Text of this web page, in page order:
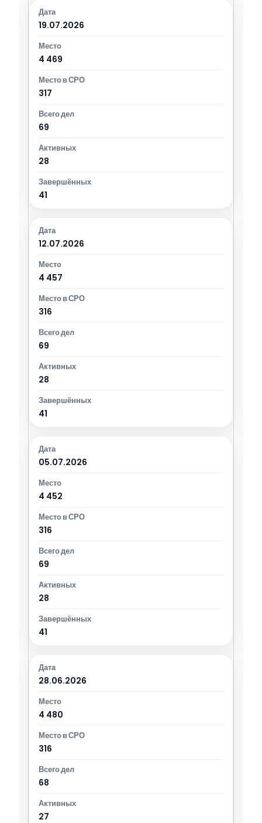
19.07.2026
4 469
317
69
28
41
12.07.2026
4 457
316
69
28
41
05.07.2026
4 452
316
69
28
41
28.06.2026
4 480
316
68
27